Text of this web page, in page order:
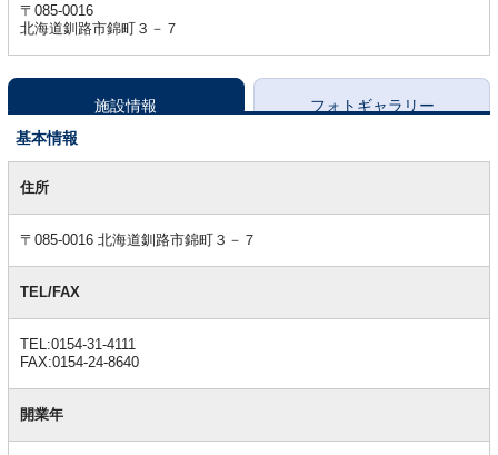
〒085-0016
北海道釧路市錦町３－７
施設情報
フォトギャラリー
基本情報
本住所
〒085-0016 北海道釧路市錦町３－７
TEL/FAX
TEL:0154-31-4111
FAX:0154-24-8640
開業年